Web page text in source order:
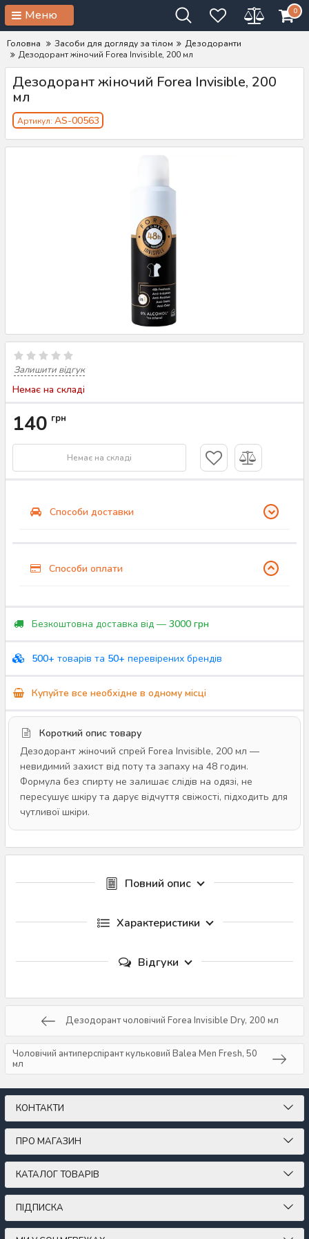
Меню 0
Головна Засоби для догляду за тілом
Дезодоранти
Дезодорант жіночий Forea Invisible, 200 мл
Дезодорант жіночий Forea Invisible, 200
мл
Артикул: AS-00563
Залишити відгук
Немає на складі
140 грн
Немає на складі
Способи доставки
Способи оплати
Безкоштовна доставка від — 3000 грн
500+ товарів та 50+ перевірених брендів
Купуйте все необхідне в одному місці
Короткий опис товару
Дезодорант жіночий спрей Forea Invisible, 200 мл —
невидимий захист від поту та запаху на 48 годин.
Формула без спирту не залишає слідів на одязі, не
пересушує шкіру та дарує відчуття свіжості, підходить для
чутливої шкіри.
Повний опис
Характеристики
Відгуки
Дезодорант чоловічий Forea Invisible Dry, 200 мл
Чоловічий антиперспірант кульковий Balea Men Fresh, 50
мл
КОНТАКТИ
ПРО МАГАЗИН
КАТАЛОГ ТОВАРІВ
ПІДПИСКА